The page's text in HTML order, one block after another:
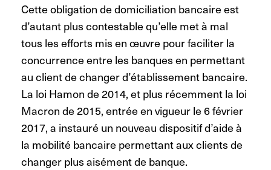
Cette obligation de domiciliation bancaire est
d’autant plus contestable qu’elle met à mal
tous les efforts mis en œuvre pour faciliter la
concurrence entre les banques en permettant
au client de changer d’établissement bancaire.
La loi Hamon de 2014, et plus récemment la loi
Macron de 2015, entrée en vigueur le 6 février
2017, a instauré un nouveau dispositif d’aide à
la mobilité bancaire permettant aux clients de
changer plus aisément de banque.